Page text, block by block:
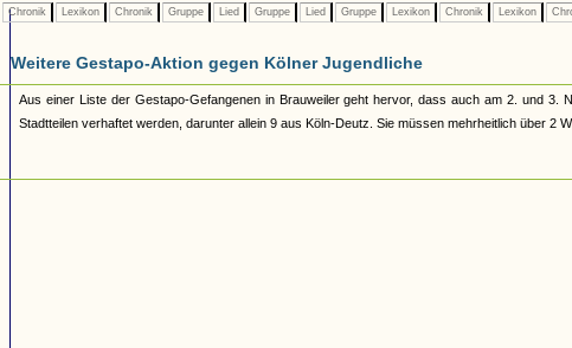
Chronik Lexikon Chronik Gruppe Lied Gruppe Lied Gruppe Lexikon Chronik Lexikon
Weitere Gestapo-Aktion gegen Kölner Jugendliche
Aus einer Liste der Gestapo-Gefangenen in Brauweiler geht hervor, dass auch am 2. und 3.
Stadtteilen verhaftet werden, darunter allein 9 aus Köln-Deutz. Sie müssen mehrheitlich über 2